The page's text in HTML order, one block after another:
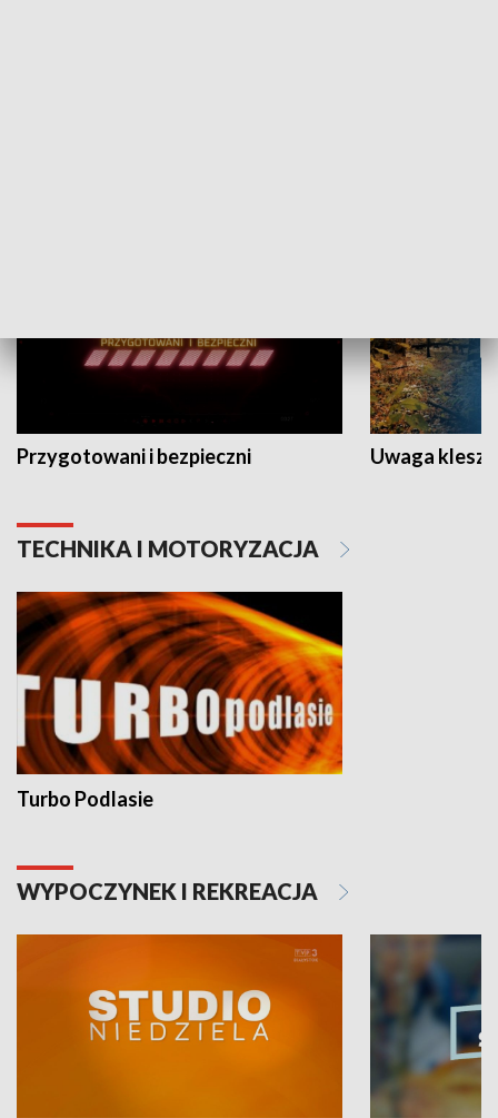
Przygotowani i bezpieczni Uwaga
TECHNIKA I MOTORYZACJA
Turbo Podlasie
WYPOCZYNEK I REKREACJA